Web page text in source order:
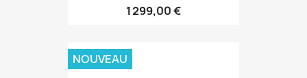
1 299,00 €
NOUVEAU